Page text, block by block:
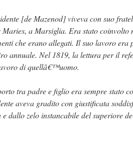
[de Mazenod] viveva con suo
Maries, a Marsiglia. Era stato
che erano allegati. Il suo lavoro era
annuale. Nel 1819, la lettura per il
di quellâ€™uomo.
tra padre e figlio era sempre stato
aveva gradito con giustificata
dallo zelo instancabile del superiore